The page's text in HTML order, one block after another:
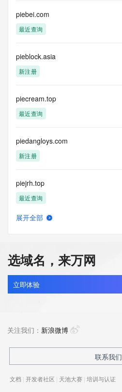
piebei.com
最近查询
pieblock.asia
新注册
piecream.top
最近查询
piedangloys.com
新注册
piejrh.top
最近查询
pielaestheticsmedspa.com
新注册
最近查询
展开全部
选域名，来万网
立即体验
关注我们： 新浪微博
联系我们
文档 | 开发者社区 | 天池大赛 | 培训与认证